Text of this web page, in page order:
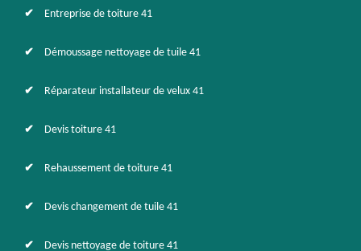
Entreprise de toiture 41
Démoussage nettoyage de tuile 41
Réparateur installateur de velux 41
Devis toiture 41
Rehaussement de toiture 41
Devis changement de tuile 41
Devis nettoyage de toiture 41